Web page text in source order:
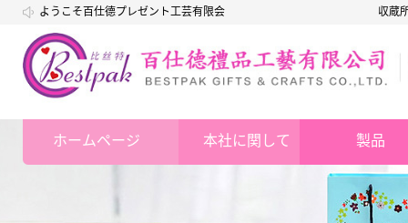
ようこそ百仕德プレゼント工芸有限会
収蔵
ホームページ 本社に関して 製品